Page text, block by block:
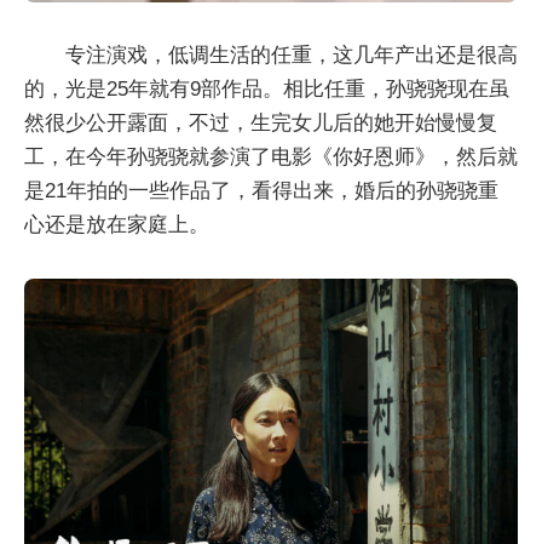
专注演戏，低调生活的任重，这几年产出还是很高
的，光是25年就有9部作品。相比任重，孙骁骁现在虽
然很少公开露面，不过，生完女儿后的她开始慢慢复
工，在今年孙骁骁就参演了电影《你好恩师》，然后就
是21年拍的一些作品了，看得出来，婚后的孙骁骁重
心还是放在家庭上。